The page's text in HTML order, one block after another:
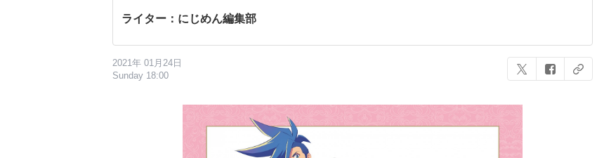
ライター：にじめん編集部
2021年 01月24日
Sunday 18:00